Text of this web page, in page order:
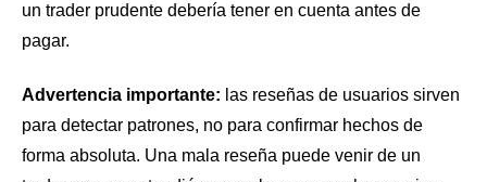
un trader prudente debería tener en cuenta antes de
pagar.
Advertencia importante: las reseñas de usuarios sirven
para detectar patrones, no para confirmar hechos de
forma absoluta. Una mala reseña puede venir de un